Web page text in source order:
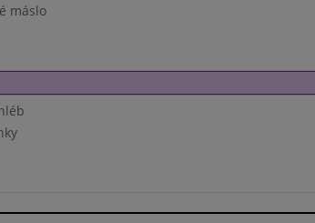
máslo